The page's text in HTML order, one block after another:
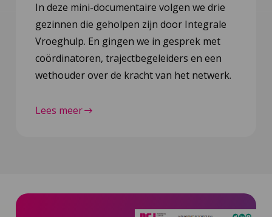
In deze mini-documentaire volgen we drie
gezinnen die geholpen zijn door Integrale
Vroeghulp. En gingen we in gesprek met
coördinatoren, trajectbegeleiders en een
wethouder over de kracht van het netwerk.
Lees meer